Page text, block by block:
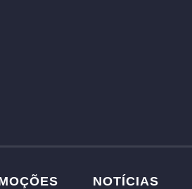
NOTÍCIAS